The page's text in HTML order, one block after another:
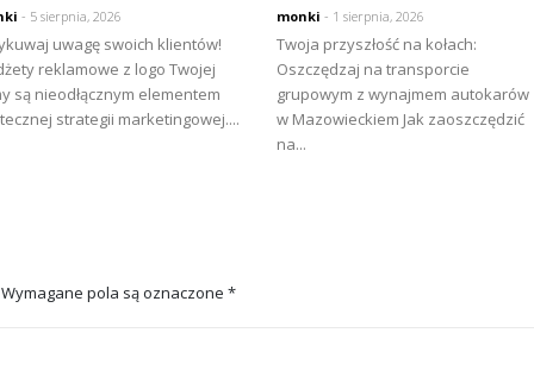
- 5 sierpnia, 2026
uwagę swoich klientów!
reklamowe z logo Twojej
są nieodłącznym elementem
strategii marketingowej....
monki - 1 sierpnia, 2026
Twoja przyszłość na kołach:
Oszczędzaj na transporcie
grupowym z wynajmem autokarów
w Mazowieckiem Jak zaoszczędzić
na...
Wymagane pola są oznaczone *